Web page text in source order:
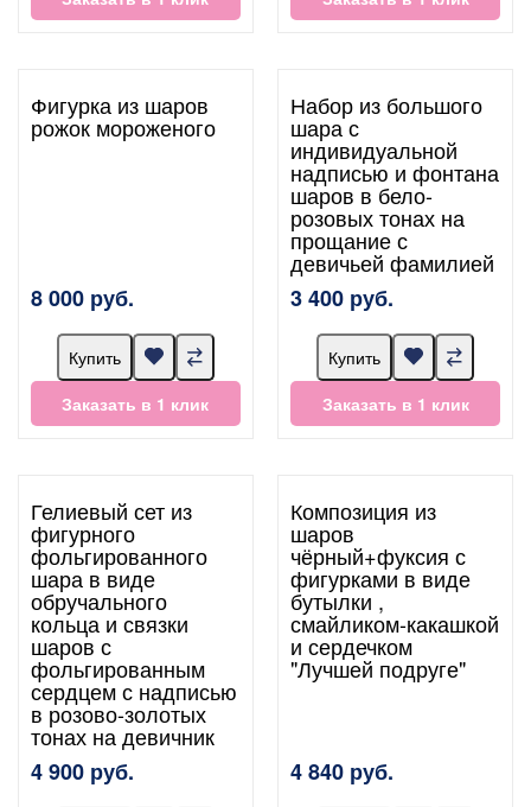
Фигурка из шаров
рожок мороженого
8 000 руб.
Купить
Заказать в 1 клик
Набор из большого
шара с
индивидуальной
надписью и фонтана
шаров в бело-
розовых тонах на
прощание с
девичьей фамилией
3 400 руб.
Купить
Заказать в 1 клик
Гелиевый сет из
фигурного
фольгированного
шара в виде
обручального
кольца и связки
шаров с
фольгированным
сердцем с надписью
в розово-золотых
тонах на девичник
4 900 руб.
Композиция из
шаров
чёрный+фуксия с
фигурками в виде
бутылки ,
смайликом-какашкой
и сердечком
"Лучшей подруге"
4 840 руб.